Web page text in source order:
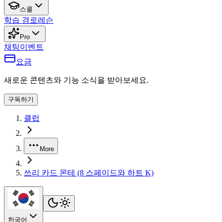
스쿨
학습 경로레슨
Pro
채팅이벤트
요금
새로운 콘텐츠와 기능 소식을 받아보세요.
구독하기
클럽
More
쓰리 카드 몬테 (8 스페이드와 하트 K)
한국어